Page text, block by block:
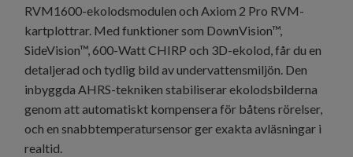
RVM1600-ekolodsmodulen och Axiom 2 Pro RVM-
kartplottrar. Med funktioner som DownVision™,
SideVision™, 600-Watt CHIRP och 3D-ekolod, får du en
detaljerad och tydlig bild av undervattensmiljön. Den
inbyggda AHRS-tekniken stabiliserar ekolodsbilderna
genom att automatiskt kompensera för båtens rörelser,
och en snabbtemperatursensor ger exakta avläsningar i
realtid.